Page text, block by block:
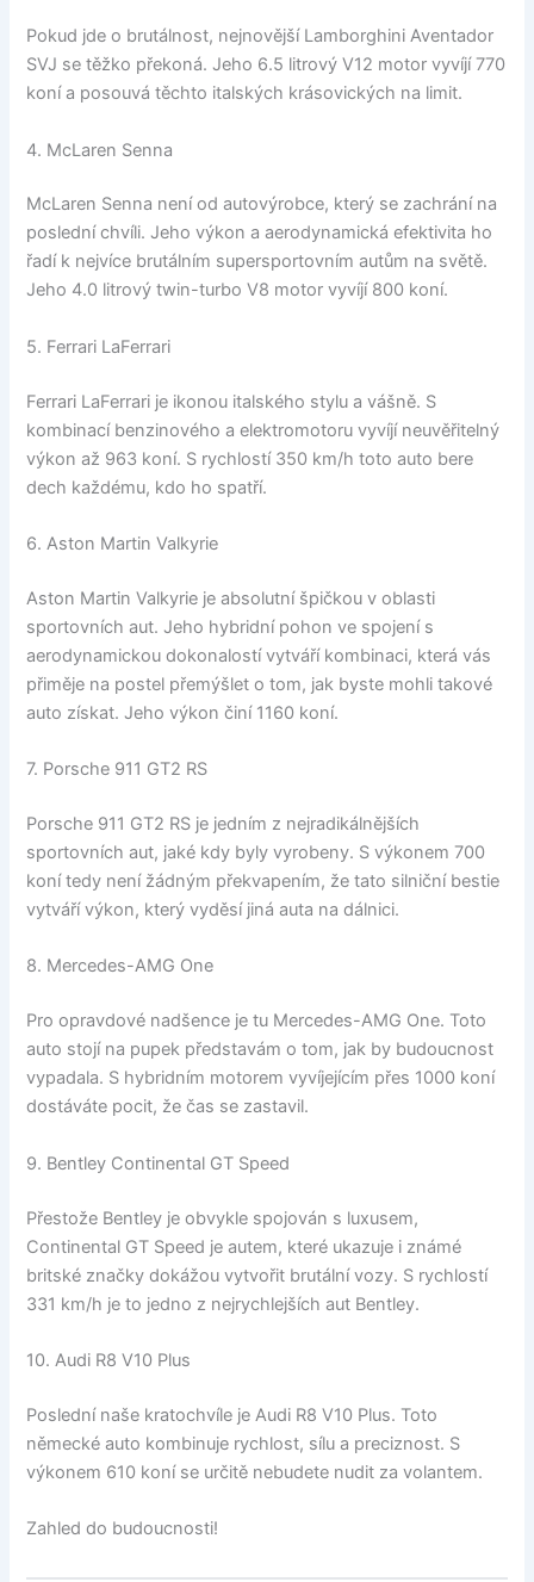
Pokud jde o brutálnost, nejnovější Lamborghini Aventador
SVJ se těžko překoná. Jeho 6.5 litrový V12 motor vyvíjí 770
koní a posouvá těchto italských krásovických na limit.
4. McLaren Senna
McLaren Senna není od autovýrobce, který se zachrání na
poslední chvíli. Jeho výkon a aerodynamická efektivita ho
řadí k nejvíce brutálním supersportovním autům na světě.
Jeho 4.0 litrový twin-turbo V8 motor vyvíjí 800 koní.
5. Ferrari LaFerrari
Ferrari LaFerrari je ikonou italského stylu a vášně. S
kombinací benzinového a elektromotoru vyvíjí neuvěřitelný
výkon až 963 koní. S rychlostí 350 km/h toto auto bere
dech každému, kdo ho spatří.
6. Aston Martin Valkyrie
Aston Martin Valkyrie je absolutní špičkou v oblasti
sportovních aut. Jeho hybridní pohon ve spojení s
aerodynamickou dokonalostí vytváří kombinaci, která vás
přiměje na postel přemýšlet o tom, jak byste mohli takové
auto získat. Jeho výkon činí 1160 koní.
7. Porsche 911 GT2 RS
Porsche 911 GT2 RS je jedním z nejradikálnějších
sportovních aut, jaké kdy byly vyrobeny. S výkonem 700
koní tedy není žádným překvapením, že tato silniční bestie
vytváří výkon, který vyděsí jiná auta na dálnici.
8. Mercedes-AMG One
Pro opravdové nadšence je tu Mercedes-AMG One. Toto
auto stojí na pupek představám o tom, jak by budoucnost
vypadala. S hybridním motorem vyvíjejícím přes 1000 koní
dostáváte pocit, že čas se zastavil.
9. Bentley Continental GT Speed
Přestože Bentley je obvykle spojován s luxusem,
Continental GT Speed je autem, které ukazuje i známé
britské značky dokážou vytvořit brutální vozy. S rychlostí
331 km/h je to jedno z nejrychlejších aut Bentley.
10. Audi R8 V10 Plus
Poslední naše kratochvíle je Audi R8 V10 Plus. Toto
německé auto kombinuje rychlost, sílu a preciznost. S
výkonem 610 koní se určitě nebudete nudit za volantem.
Zahled do budoucnosti!